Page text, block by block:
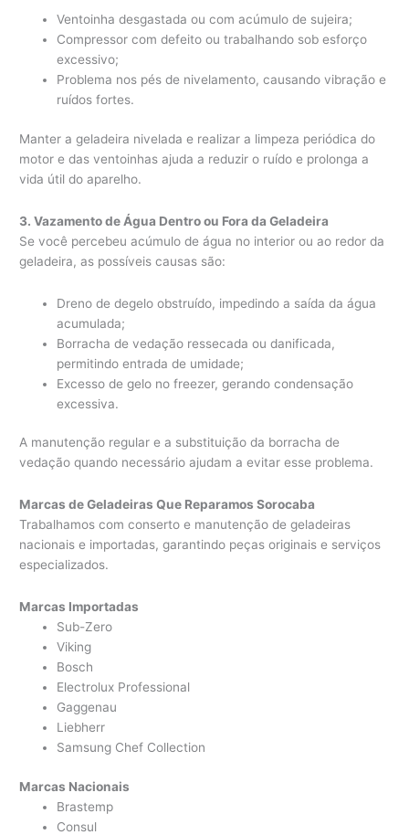
Ventoinha desgastada ou com acúmulo de sujeira;
Compressor com defeito ou trabalhando sob esforço
excessivo;
Problema nos pés de nivelamento, causando vibração e
ruídos fortes.
Manter a geladeira nivelada e realizar a limpeza periódica do
motor e das ventoinhas ajuda a reduzir o ruído e prolonga a
vida útil do aparelho.
3. Vazamento de Água Dentro ou Fora da Geladeira
Se você percebeu acúmulo de água no interior ou ao redor da
geladeira, as possíveis causas são:
Dreno de degelo obstruído, impedindo a saída da água
acumulada;
Borracha de vedação ressecada ou danificada,
permitindo entrada de umidade;
Excesso de gelo no freezer, gerando condensação
excessiva.
A manutenção regular e a substituição da borracha de
vedação quando necessário ajudam a evitar esse problema.
Marcas de Geladeiras Que Reparamos Sorocaba
Trabalhamos com conserto e manutenção de geladeiras
nacionais e importadas, garantindo peças originais e serviços
especializados.
Marcas Importadas
Sub-Zero
Viking
Bosch
Electrolux Professional
Gaggenau
Liebherr
Samsung Chef Collection
Marcas Nacionais
Brastemp
Consul